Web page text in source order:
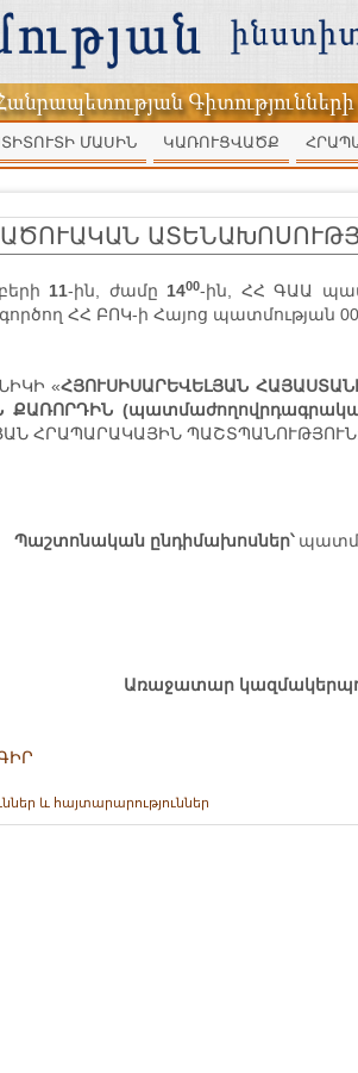
ՄԱՍԻՆ ԿԱՌՈՒՑՎԱԾՔ
11-ին, ժամը 1400-ին, ՀՀ ԳԱԱ
ՀՀ ԲՈԿ-ի Հայոց պատմության
«ՀՅՈՒՍԻՍԱՐԵՎԵԼՅԱՆ
ՔԱՌՈՐԴԻՆ (պատմաժողովրդագրական
ՀՐԱՊԱՐԱԿԱՅԻՆ
Պաշտոնական ընդիմախոսներ՝
Առաջատար
և հայտարարություններ